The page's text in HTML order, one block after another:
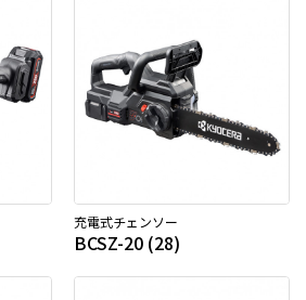
充電式チェンソー
BCSZ-20 (28)